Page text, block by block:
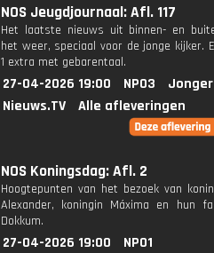
NOS Jeugdjournaal: Afl. 117
Het laatste nieuws uit binnen- en
het weer, speciaal voor de jonge kijker.
1 extra met gebarentaal.
27-04-2026 19:00 NPO3
Nieuws.TV
Alle afleveringen
NOS Koningsdag: Afl. 2
Hoogtepunten van het bezoek van
Alexander, koningin Máxima en hun
Dokkum.
27-04-2026 19:00
NPO1